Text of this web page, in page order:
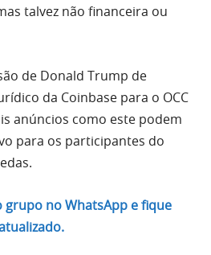
talvez não financeira ou
de Donald Trump de
da Coinbase para o OCC
anúncios como este podem
para os participantes do
grupo no WhatsApp e fique